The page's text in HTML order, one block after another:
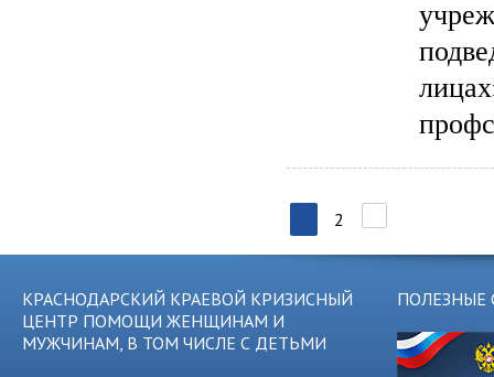
2
КРАСНОДАРСКИЙ КРАЕВОЙ КРИЗИСНЫЙ
ЦЕНТР ПОМОЩИ ЖЕНЩИНАМ И
МУЖЧИНАМ, В ТОМ ЧИСЛЕ С ДЕТЬМИ
ПОЛЕЗНЫЕ